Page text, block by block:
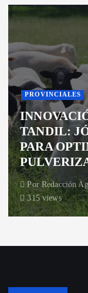
PROVINCIALES
TANDIL:
PARA
PorRedacción
315 views